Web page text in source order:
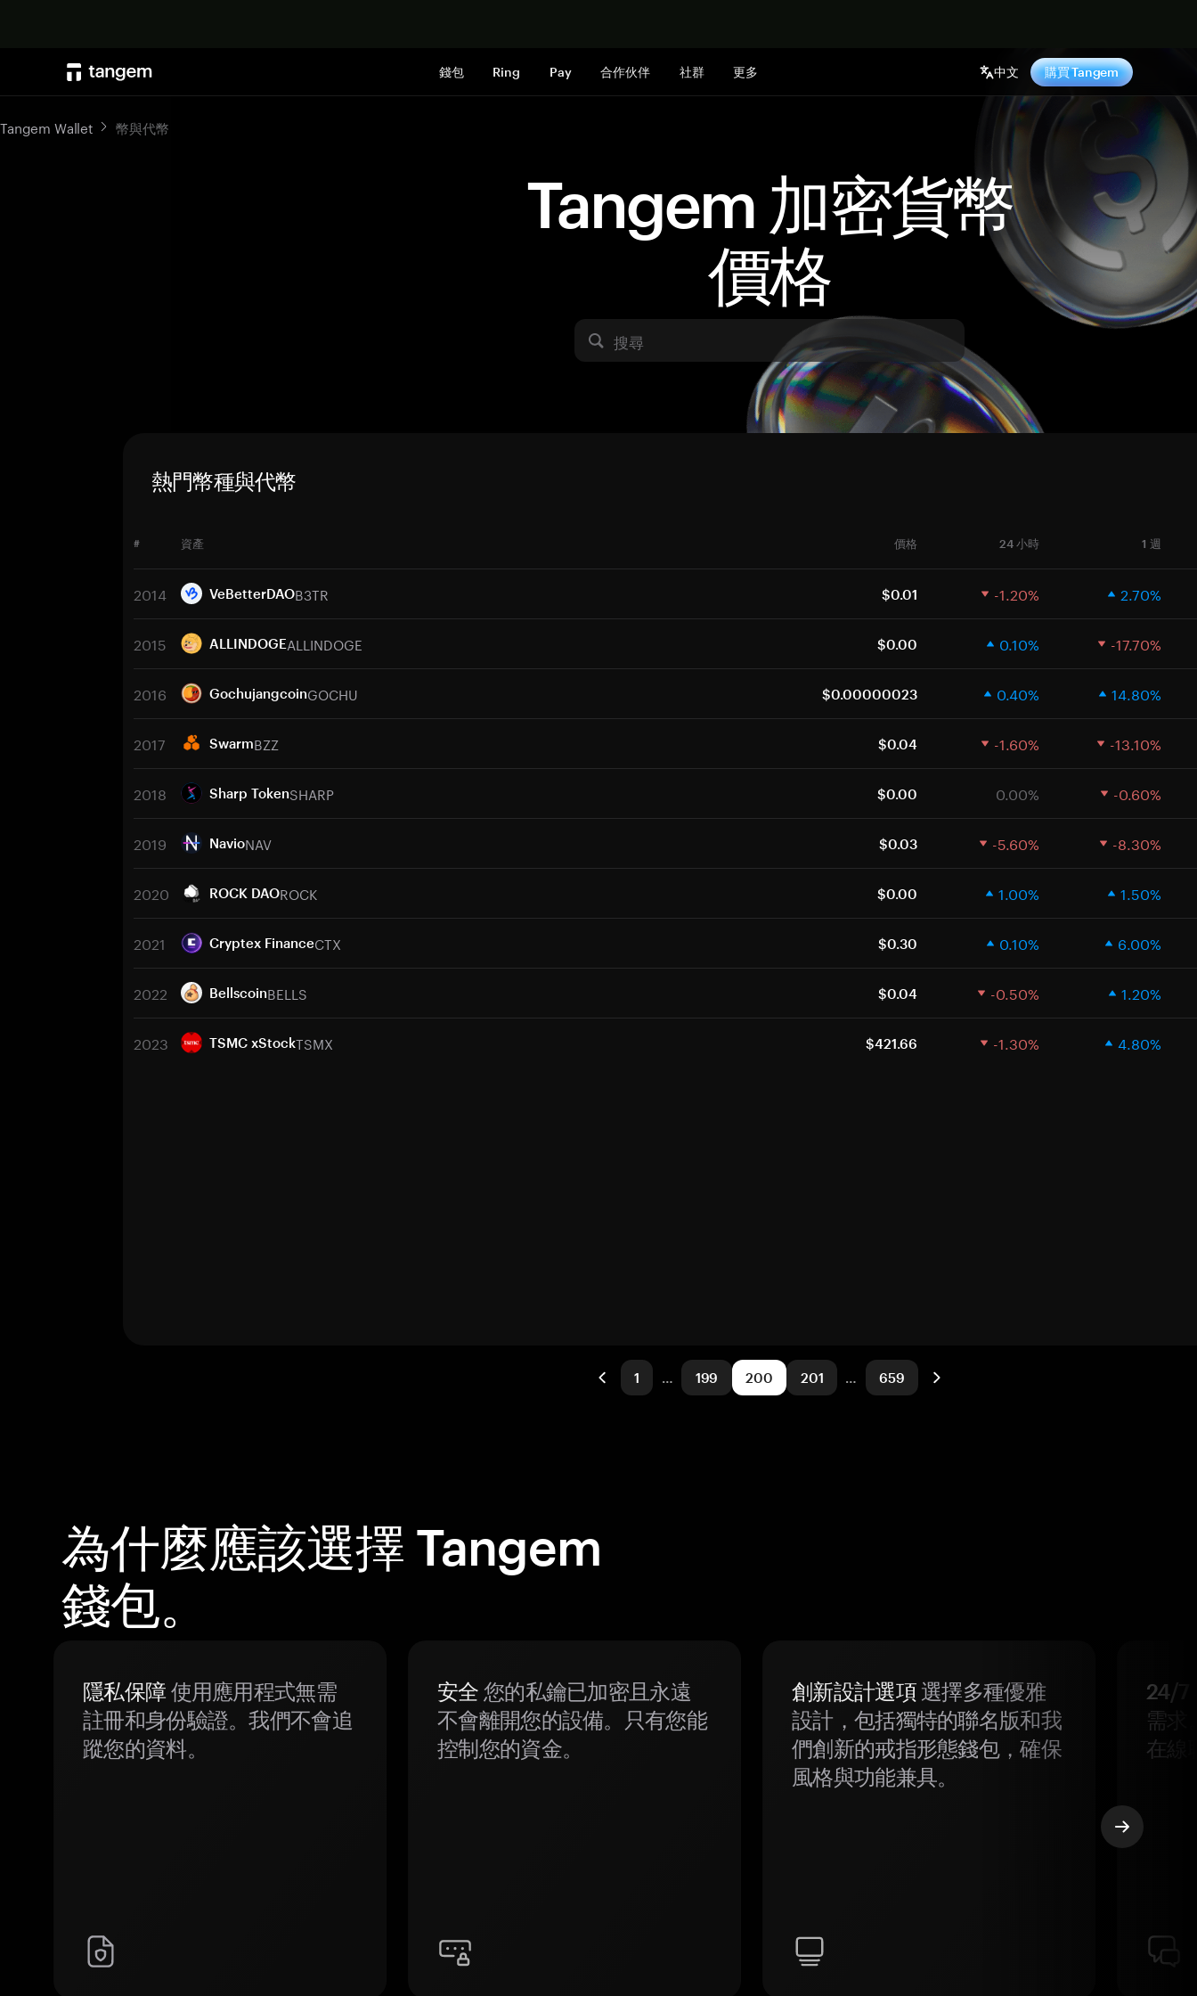
錢包 Ring Pay 合作伙伴 社群 更多 中文 購買 Tangem
Tangem 加密貨幣
價格
搜尋
Tangem Wallet 幣與代幣
熱門幣種與代幣
# 資產 價格 24 小時 1 週
2014 VeBetterDAOB3TR $0.01 -1.20% 2.70%
2015 ALLINDOGEALLINDOGE $0.00 0.10% -17.70%
2016 GochujangcoinGOCHU $0.00000023 0.40% 14.80%
2017 SwarmBZZ $0.04 -1.60% -13.10%
2018 Sharp TokenSHARP $0.00 0.00% -0.60%
2019 NavioNAV $0.03 -5.60% -8.30%
2020 ROCK DAOROCK $0.00 1.00% 1.50%
2021 Cryptex FinanceCTX $0.30 0.10% 6.00%
2022 BellscoinBELLS $0.04 -0.50% 1.20%
2023 TSMC xStockTSMX $421.66 -1.30% 4.80%
1 … 199 200 201 … 659
為什麼應該選擇 Tangem
錢包。
隱私保障使用應用程式無需
註冊和身份驗證。我們不會追
蹤您的資料。
安全 您的私鑰已加密且永遠
不會離開您的設備。只有您能
控制您的資金。
創新設計選項選擇多種優雅
設計，包括獨特的聯名版和我
們創新的戒指形態錢包，確保
風格與功能兼具。
24/7
需求
在線